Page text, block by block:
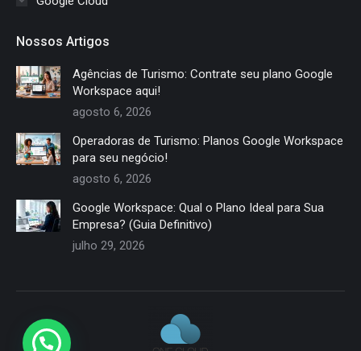
Nossos Artigos
Agências de Turismo: Contrate seu plano Google
Workspace aqui!
agosto 6, 2026
Operadoras de Turismo: Planos Google Workspace
para seu negócio!
agosto 6, 2026
Google Workspace: Qual o Plano Ideal para Sua
Empresa? (Guia Definitivo)
julho 29, 2026